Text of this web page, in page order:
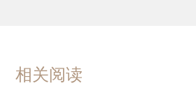
相关阅读